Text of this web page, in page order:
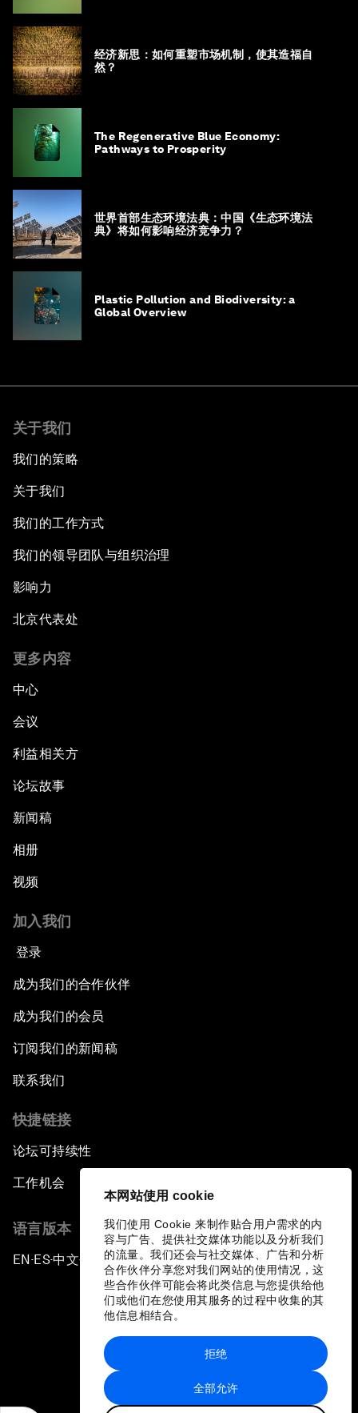
本网站使用 cookie
我们使用 Cookie 来制作贴合用户需求的内
容与广告、提供社交媒体功能以及分析我们
的流量。我们还会与社交媒体、广告和分析
合作伙伴分享您对我们网站的使用情况，这
些合作伙伴可能会将此类信息与您提供给他
们或他们在您使用其服务的过程中收集的其
他信息相结合。
全部允许
拒绝
经济新思：如何重塑市场机制，使其造福自
然？
The Regenerative Blue Economy:
Pathways to Prosperity
世界首部生态环境法典：中国《生态环境法
典》将如何影响经济竞争力？
Plastic Pollution and Biodiversity: a
Global Overview
关于我们
我们的策略
关于我们
我们的工作方式
我们的领导团队与组织治理
影响力
北京代表处
更多内容
中心
会议
利益相关方
论坛故事
新闻稿
相册
视频
加入我们
登录
成为我们的合作伙伴
成为我们的会员
订阅我们的新闻稿
联系我们
快捷链接
论坛可持续性
工作机会
语言版本
EN ▪ ES▪中文▪ 日本語
站点地图